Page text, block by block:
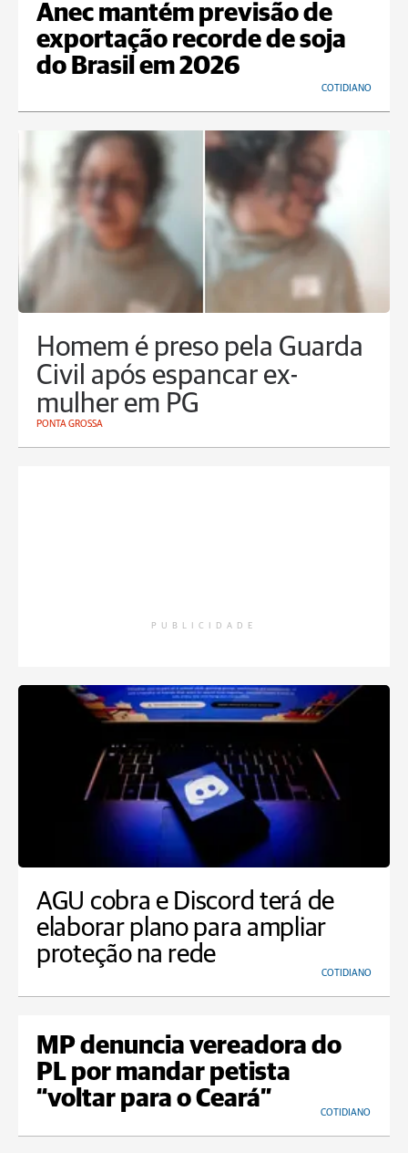
Anec mantém previsão de
exportação recorde de soja
do Brasil em 2026
COTIDIANO
Homem é preso pela Guarda
Civil após espancar ex-
mulher em PG
PONTA GROSSA
PUBLICIDADE
AGU cobra e Discord terá de
elaborar plano para ampliar
proteção na rede
COTIDIANO
MP denuncia vereadora do
PL por mandar petista
“voltar para o Ceará”
COTIDIANO